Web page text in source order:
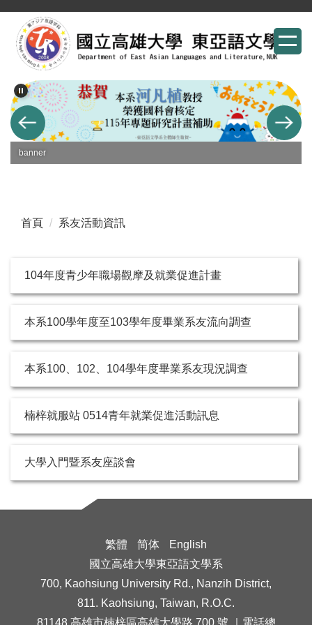
到
內
容
區
banner
首頁 系友活動資訊
104年度青少年職場觀摩及就業促進計畫
本系100學年度至103學年度畢業系友流向調查
本系100、102、104學年度畢業系友現況調查
楠梓就服站 0514青年就業促進活動訊息
大學入門暨系友座談會
繁體 简体
English
國立高雄大學東亞語文學系
700, Kaohsiung University Rd., Nanzih District,
811. Kaohsiung, Taiwan, R.O.C.